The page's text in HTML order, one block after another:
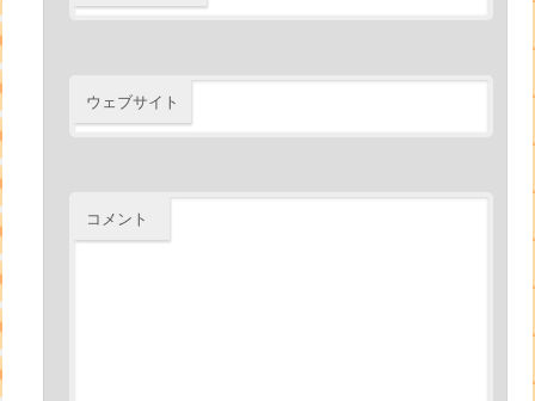
ウェブサイト
コメント